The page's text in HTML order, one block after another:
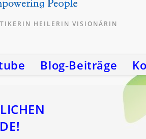
HEILERIN VISIONÄRIN
Blog-Beiträge